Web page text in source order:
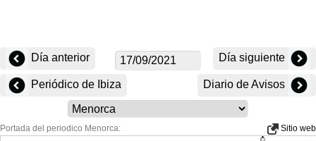
Día anterior Día siguiente
Periódico de Ibiza Diario de Avisos
Portada del periodico Menorca: Sitio web